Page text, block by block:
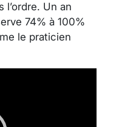
l’ordre. Un an
74% à 100%
le praticien